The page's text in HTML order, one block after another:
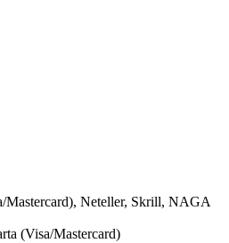
Mastercard), Neteller, Skrill, NAGA
(Visa/Mastercard)